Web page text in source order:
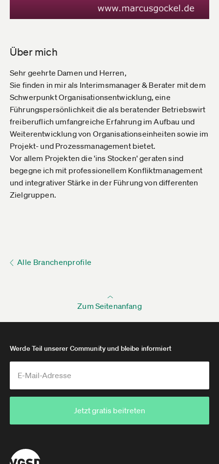
Über mich
Sehr geehrte Damen und Herren,
Sie finden in mir als Interimsmanager & Berater mit dem
Schwerpunkt Organisationsentwicklung, eine
Führungspersönlichkeit die als beratender Betriebswirt
freiberuflich umfangreiche Erfahrung im Aufbau und
Weiterentwicklung von Organisationseinheiten sowie im
Projekt- und Prozessmanagement bietet.
Vor allem Projekten die 'ins Stocken' geraten sind
begegne ich mit professionellem Konfliktmanagement
und integrativer Stärke in der Führung von differenten
Zielgruppen.
Alle Branchenprofile
Zum Seitenanfang
Werde Teil unserer Community und bleibe informiert
Jetzt gratis beitreten